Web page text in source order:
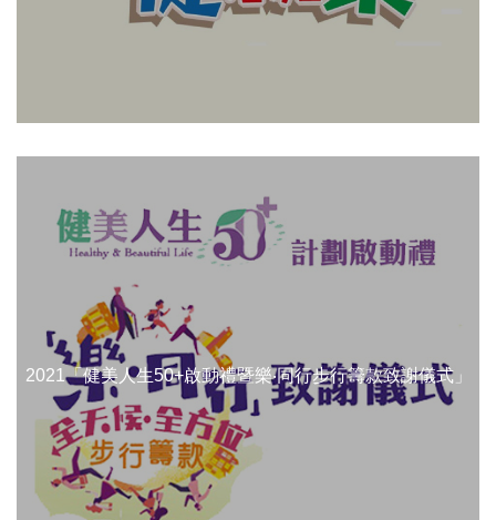
2021「健美人生50+啟動禮暨樂‧同行步行籌款致謝儀式」